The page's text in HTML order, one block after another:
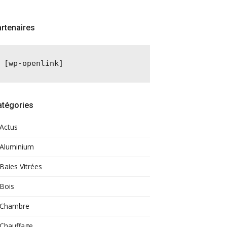
[wp-openlink]
Actus
Aluminium
Baies Vitrées
Bois
Chambre